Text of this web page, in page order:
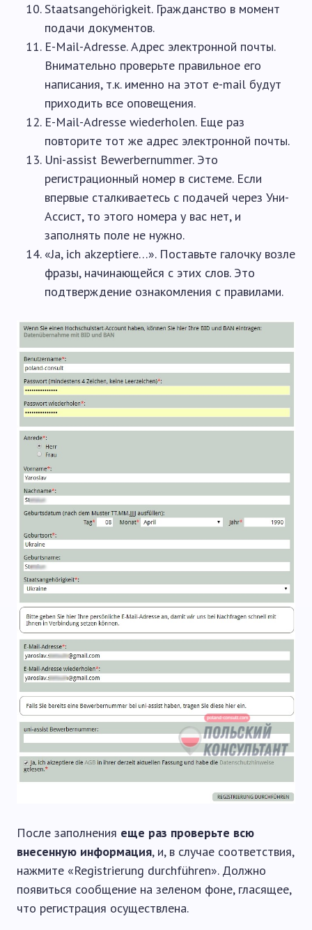
Staatsangehörigkeit. Гражданство в момент
подачи документов.
E-Mail-Adresse. Адрес электронной почты.
Внимательно проверьте правильное его
написания, т.к. именно на этот e-mail будут
приходить все оповещения.
E-Mail-Adresse wiederholen. Еще раз
повторите тот же адрес электронной почты.
Uni-assist Bewerbernummer. Это
регистрационный номер в системе. Если
впервые сталкиваетесь с подачей через Уни-
Ассист, то этого номера у вас нет, и
заполнять поле не нужно.
«Ja, ich akzeptiere…». Поставьте галочку возле
фразы, начинающейся с этих слов. Это
подтверждение ознакомления с правилами.
После заполнения еще раз проверьте всю
внесенную информация, и, в случае соответствия,
нажмите «Registrierung durchführen». Должно
появиться сообщение на зеленом фоне, гласящее,
что регистрация осуществлена.